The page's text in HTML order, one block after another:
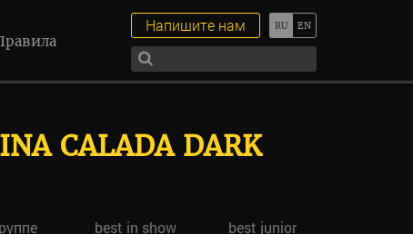
Напишите нам
CALADA DARK
best in show
best junior